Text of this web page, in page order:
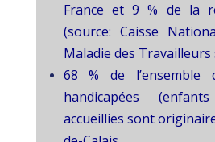
France et 9 % de la
(source: Caisse
Maladie des Travailleurs
68 % de l’ensemble
handicapées
accueillies sont